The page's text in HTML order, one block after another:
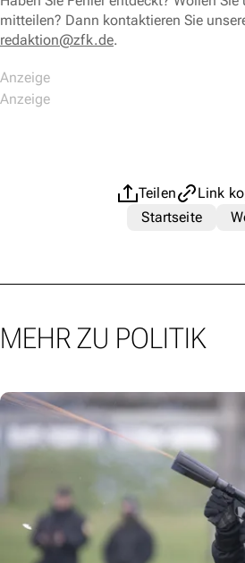
mitteilen? Dann kontaktieren Sie
redaktion@zfk.de.
Teilen
Link
Startseite
MEHR ZU POLITIK